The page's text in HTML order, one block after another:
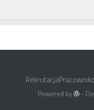
Powered by -